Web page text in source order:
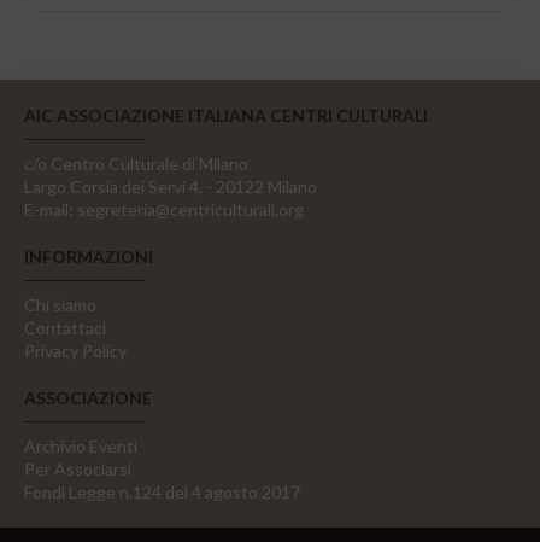
AIC ASSOCIAZIONE ITALIANA CENTRI CULTURALI
c/o Centro Culturale di Milano
Largo Corsia dei Servi 4, - 20122 Milano
E-mail: segreteria@centriculturali.org
INFORMAZIONI
Chi siamo
Contattaci
Privacy Policy
ASSOCIAZIONE
Archivio Eventi
Per Associarsi
Fondi Legge n.124 del 4 agosto 2017